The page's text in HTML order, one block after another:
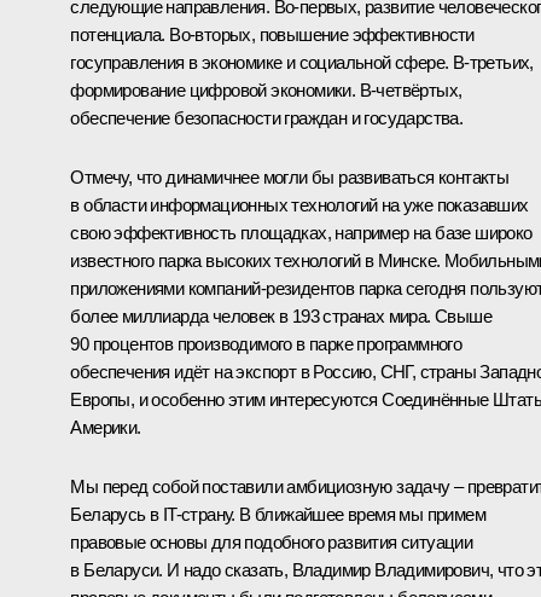
следующие направления. Во-первых, развитие
потенциала. Во-вторых, повышение эффективности
госуправления в экономике и социальной сфере. В-третьих,
формирование цифровой экономики. В-четвёртых,
обеспечение безопасности граждан и государства.
Отмечу, что динамичнее могли бы развиваться контакты
в области информационных технологий на уже показавших
свою эффективность площадках, например на базе широко
известного парка высоких технологий в Минске.
приложениями компаний-резидентов парка сегодня
более миллиарда человек в 193 странах мира. Свыше
90 процентов производимого в парке программного
обеспечения идёт на экспорт в Россию, СНГ, страны
Европы, и особенно этим интересуются Соединённые
Америки.
Мы перед собой поставили амбициозную задачу –
Беларусь в IT-страну. В ближайшее время мы примем
правовые основы для подобного развития ситуации
в Беларуси. И надо сказать, Владимир Владимирович, что